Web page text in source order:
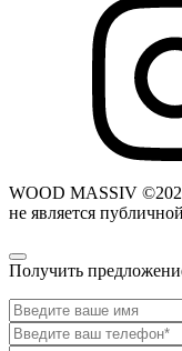
WOOD MASSIV
не является
Получить